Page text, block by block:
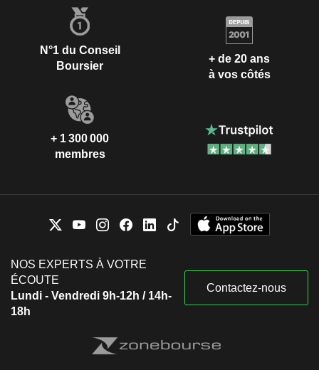
N°1 du Conseil
Boursier
+ de 20 ans
à vos côtés
+ 1 300 000
membres
NOS EXPERTS À VOTRE
ÉCOUTE
Lundi - Vendredi 9h-12h / 14h-
18h
Contactez-nous